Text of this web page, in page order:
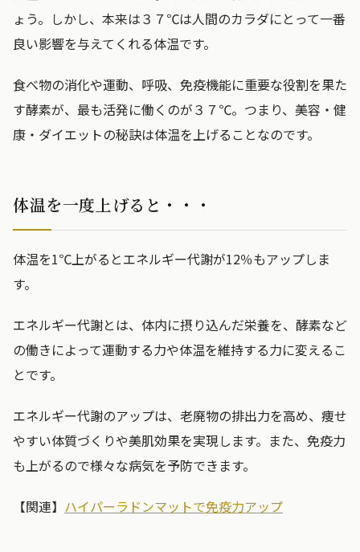
ょう。しかし、本来は３７℃は人間のカラダにとって一番
良い影響を与えてくれる体温です。
食べ物の消化や運動、呼吸、免疫機能に重要な役割を果た
す酵素が、最も活発に働くのが３７℃。つまり、美容・健
康・ダイエットの秘訣は体温を上げることなのです。
体温を一度上げると・・・
体温を1℃上がるとエネルギー代謝が12％もアップしま
す。
エネルギー代謝とは、体内に摂り込んだ栄養を、酵素など
の働きによって運動する力や体温を維持する力に変えるこ
とです。
エネルギー代謝のアップは、老廃物の排出力を高め、痩せ
やすい体質づくりや美肌効果を実現します。また、免疫力
も上がるので様々な病気を予防できます。
【関連】 ハイパーラドンマットで免疫力アップ